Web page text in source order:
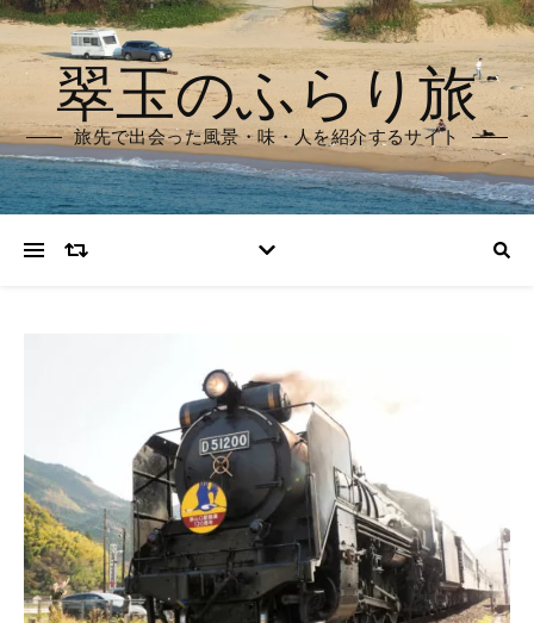
翠玉のふらり旅
旅先で出会った風景・味・人を紹介するサイト